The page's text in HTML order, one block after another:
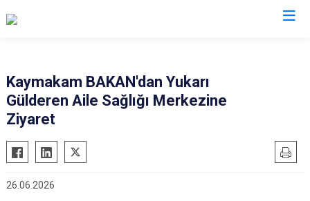
Bahçesaray
Başkale
Çaldıran
Gürpınar
Kaymakam BAKAN'dan Yukarı
Gülderen Aile Sağlığı Merkezine
Ziyaret
26.06.2026